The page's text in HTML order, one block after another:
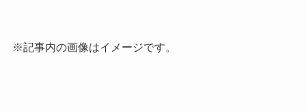
※記事内の画像はイメージです。